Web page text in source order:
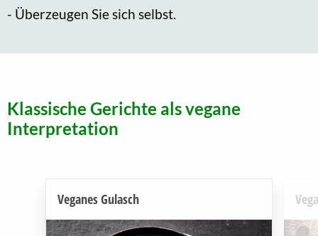
- Überzeugen Sie sich selbst.
Klassische Gerichte als vegane
Interpretation
Veganes Gulasch